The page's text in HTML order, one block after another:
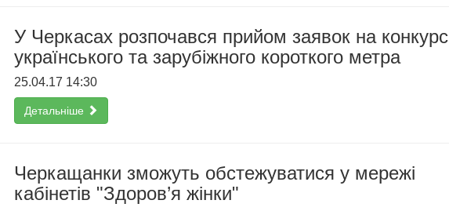
У Черкасах розпочався прийом заявок на конкурс
українського та зарубіжного короткого метра
25.04.17 14:30
Детальніше
Черкащанки зможуть обстежуватися у мережі
кабінетів "Здоров’я жінки"